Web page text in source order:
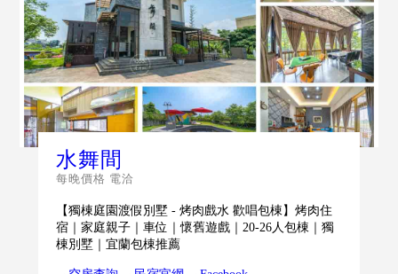
水舞間
每晚價格 電洽
【獨棟庭園渡假別墅 - 烤肉戲水 歡唱包棟】烤肉住
宿｜家庭親子｜車位｜懷舊遊戲｜20-26人包棟｜獨
棟別墅｜宜蘭包棟推薦